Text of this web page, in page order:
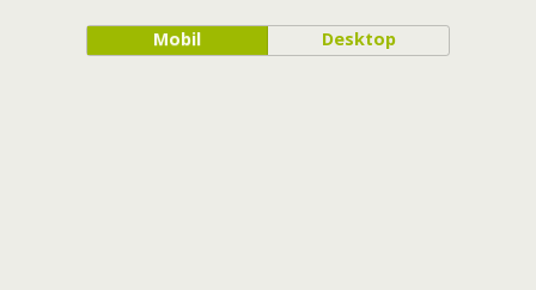
Mobil Desktop